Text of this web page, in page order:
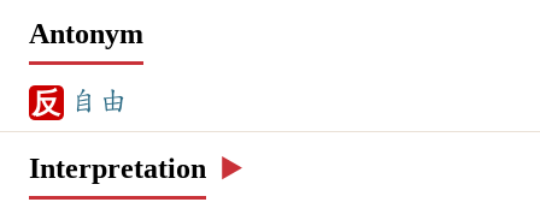
Antonym
反 自由
Interpretation ▶️